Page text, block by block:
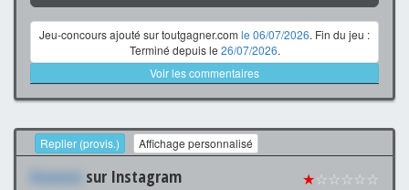
Jeu-concours ajouté sur toutgagner.com le 06/07/2026. Fin du jeu :
Terminé depuis le 26/07/2026.
Voir les commentaires
Replier (provis.) Affichage personnalisé
Xxxxxxx sur Instagram ★☆☆☆☆☆